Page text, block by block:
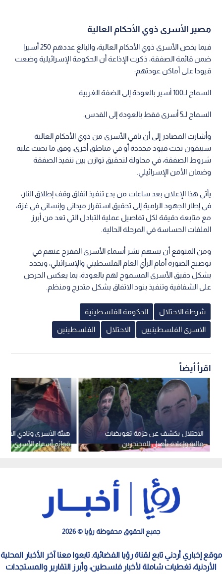
مصير الأسرى ذوي الأحكام العالية
فيما يخص الأسرى ذوي الأحكام العالية، والبالغ عددهم 250 أسيرا
ضمن قائمة الصفقة، ذكرت الإذاعة أن الحكومة الإسرائيلية وضعت
قيودا على أماكن عودتهم:
السماح لـ100 أسير بالعودة إلى الضفة الغربية.
السماح لـ5 أسرى فقط بالعودة إلى القدس.
وأشارت المصادر إلى أن باقي الأسرى من ذوي الأحكام العالية
سيبقون تحت قيود محددة أو في مناطق أخرى، وفق ما نصت عليه
شروط الصفقة، في محاولة لتحقيق توازن بين تنفيذ الصفقة
وضمان الأمن الإسرائيلي.
يأتي هذا الإعلان بعد ساعات من بدء تنفيذ اتفاق وقف إطلاق النار،
في إطار الجهود الرامية إلى تحقيق استقرار ميداني وإنساني في غزة،
مع متابعة دقيقة لكل تفاصيل عملية التبادل التي تعد من أبرز
الملفات الحساسة في المرحلة الحالية.
ومن المتوقع أن يسهم نشر أسماء الأسرى المفرج عنهم في
توضيح الصورة أمام الرأي العام الفلسطيني والإسرائيلي، ويحدد
بشكل دقيق الأسرى المسموح لهم بالعودة، بما يعكس الحرص
على الشفافية وتنفيذ بنود الاتفاق بشكل متدرج ومنظم.
شرطة الاحتلال الحكومة الفلسطينية
الاسرى الفلسطينيين الاحتلال الفلسطينين
اقرأ أيضاً
هيئة الأسرى ونادي
قوائم أسماء الأسرى
دقيقة"
الاحتلال يكشف عن حزمة تعويضات
مالية وإعادة تأهيل للمحتجزين
العائدين من غزة
جميع الحقوق محفوظة رؤيا © 2026
موقع إخباري أردني تابع لقناة رؤيا الفضائية. تابعوا معنا آخر الأخبار المحلية
الأردنية، تغطيات شاملة لأخبار فلسطين، وأبرز التقارير والمستجدات